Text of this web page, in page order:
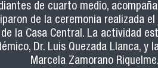
de cuarto medio,
de la ceremonia realizada el
la Casa Central. La actividad
Dr. Luis Quezada Llanca, y
Marcela Zamorano Riquelme.